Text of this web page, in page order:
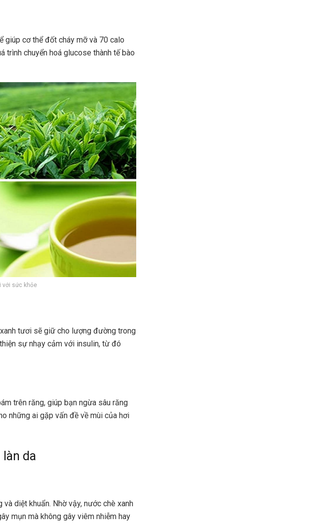
giúp cơ thể đốt cháy mỡ và 70 calo
trình chuyển hoá glucose thành tế bào
với sức khỏe
tươi sẽ giữ cho lượng đường trong
sự nhạy cảm với insulin, từ đó
trên răng, giúp bạn ngừa sâu răng
những ai gặp vấn đề về mùi của hơi
da
diệt khuẩn. Nhờ vậy, nước chè xanh
mụn mà không gây viêm nhiễm hay